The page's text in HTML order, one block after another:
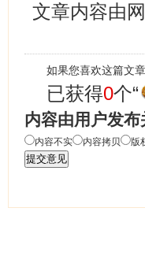
文章内容由
如果您喜欢这篇文
已获得0个“
内容由用户发
内容不实 内容拷贝 版